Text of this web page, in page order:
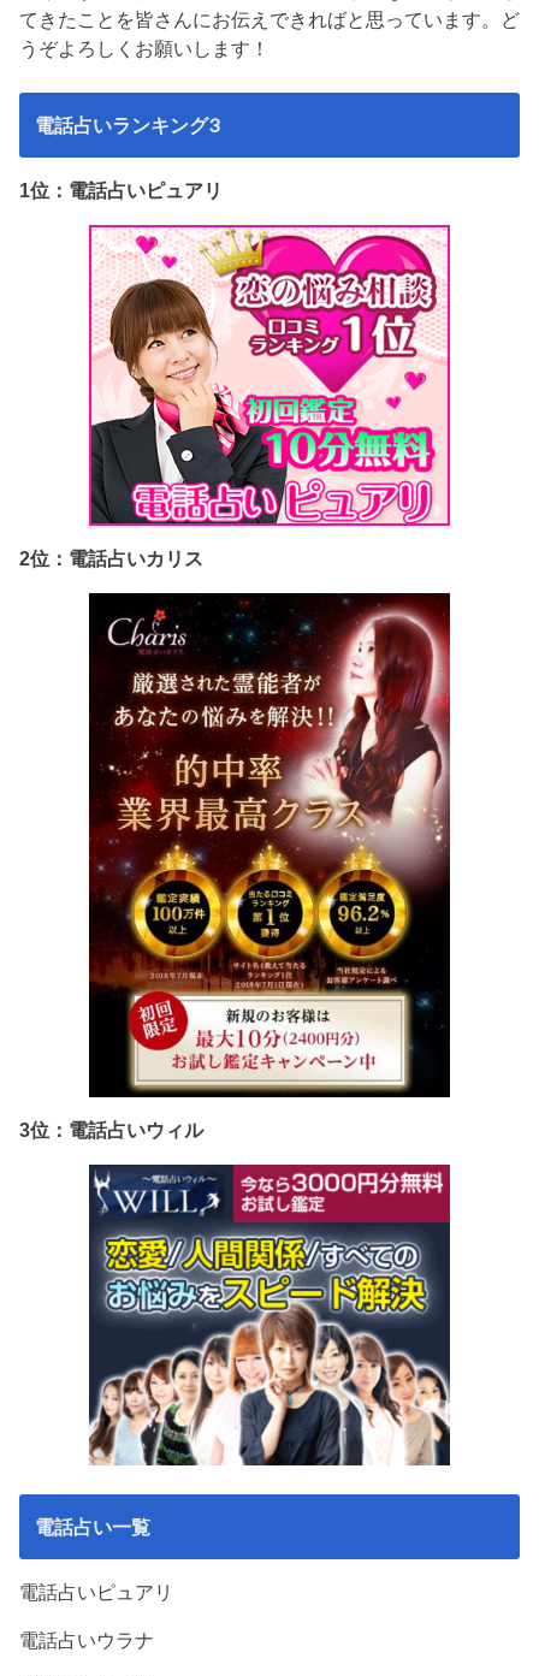
てきたことを皆さんにお伝えできればと思っています。ど
うぞよろしくお願いします！
電話占いランキング3
1位：電話占いピュアリ
2位：電話占いカリス
3位：電話占いウィル
電話占い一覧
電話占いピュアリ
電話占いウラナ